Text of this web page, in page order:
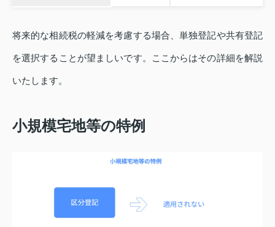
将来的な相続税の軽減を考慮する場合、単独登記や共有登記
を選択することが望ましいです。ここからはその詳細を解説
いたします。
小規模宅地等の特例